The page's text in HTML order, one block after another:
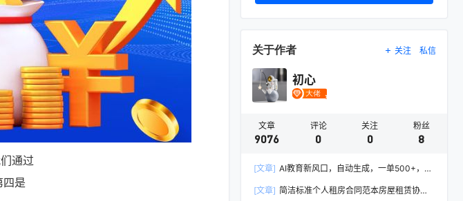
通过
四是
关于作者 关注 私信
初心
文章
9076
评论
0
关注
0
粉丝
8
[文章] AI教育新风口，自动生成，一单500+，月
[文章] 简洁标准个人租房合同范本房屋租赁协议